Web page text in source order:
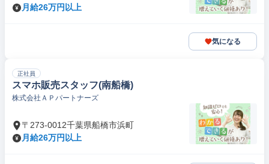
月給26万円以上
気になる
正社員
スマホ販売スタッフ(南船橋)
株式会社ＡＰパートナーズ
〒273-0012千葉県船橋市浜町
月給26万円以上